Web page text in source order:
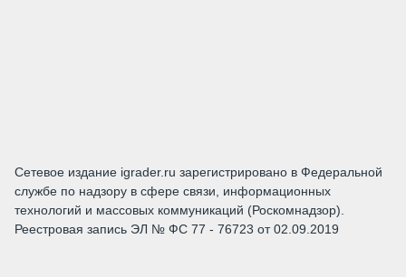
Сетевое издание igrader.ru зарегистрировано в Федеральной
службе по надзору в сфере связи, информационных
технологий и массовых коммуникаций (Роскомнадзор).
Реестровая запись ЭЛ № ФС 77 - 76723 от 02.09.2019